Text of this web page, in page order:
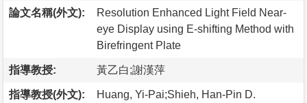
論文名稱(外文):
Resolution Enhanced Light Field Near-
eye Display using E-shifting Method with
Birefringent Plate
指導教授: 黃乙白;謝漢萍
指導教授(外文): Huang, Yi-Pai;Shieh, Han-Pin D.